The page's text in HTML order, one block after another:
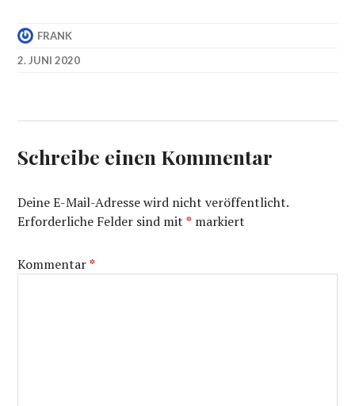
FRANK
2. JUNI 2020
Schreibe einen Kommentar
Deine E-Mail-Adresse wird nicht veröffentlicht.
Erforderliche Felder sind mit* markiert
Kommentar*